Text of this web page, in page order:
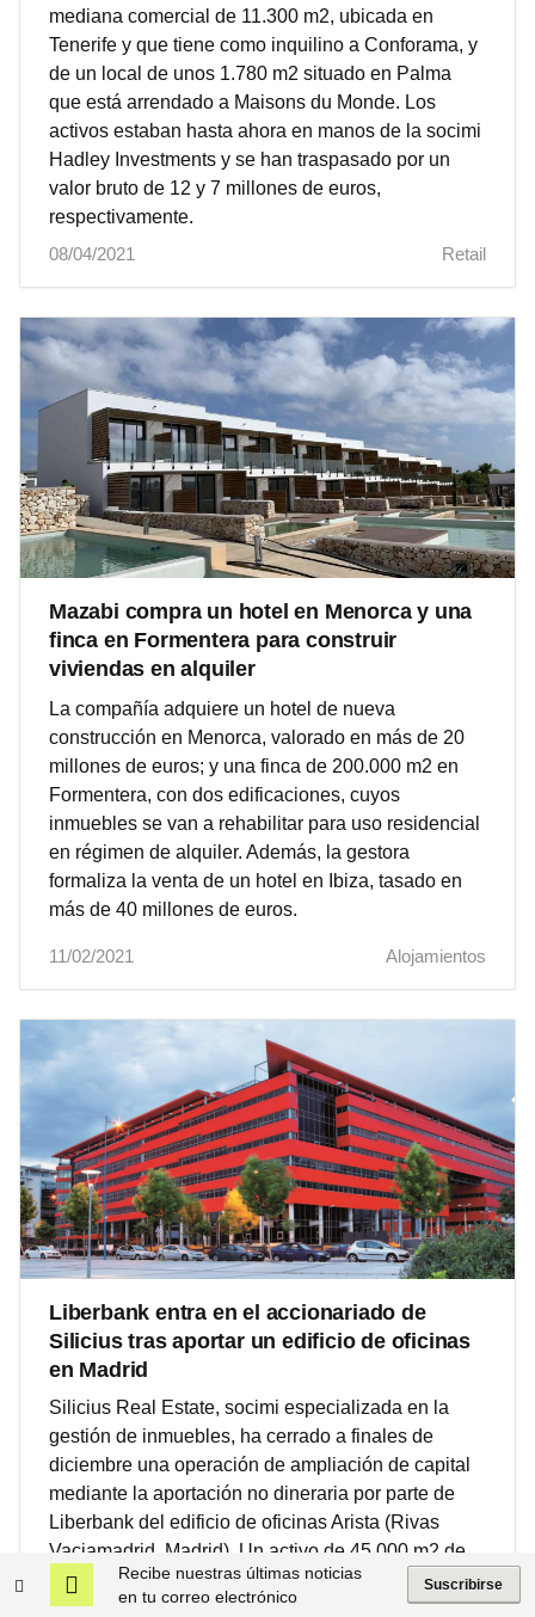
mediana comercial de 11.300 m2, ubicada en
Tenerife y que tiene como inquilino a Conforama, y
de un local de unos 1.780 m2 situado en Palma
que está arrendado a Maisons du Monde. Los
activos estaban hasta ahora en manos de la socimi
Hadley Investments y se han traspasado por un
valor bruto de 12 y 7 millones de euros,
respectivamente.
08/04/2021
Retail
Mazabi compra un hotel en Menorca y una
finca en Formentera para construir
viviendas en alquiler
La compañía adquiere un hotel de nueva
construcción en Menorca, valorado en más de 20
millones de euros; y una finca de 200.000 m2 en
Formentera, con dos edificaciones, cuyos
inmuebles se van a rehabilitar para uso residencial
en régimen de alquiler. Además, la gestora
formaliza la venta de un hotel en Ibiza, tasado en
más de 40 millones de euros.
11/02/2021 Alojamientos
Liberbank entra en el accionariado de
Silicius tras aportar un edificio de oficinas
en Madrid
Silicius Real Estate, socimi especializada en la
gestión de inmuebles, ha cerrado a finales de
diciembre una operación de ampliación de capital
mediante la aportación no dineraria por parte de
Liberbank del edificio de oficinas Arista (Rivas
Vaciamadrid, Madrid). Un activo de 45.000 m2 de
superficie y 1.200 plazas de parking.
Recibe nuestras últimas noticias
en tu correo electrónico
Suscribirse